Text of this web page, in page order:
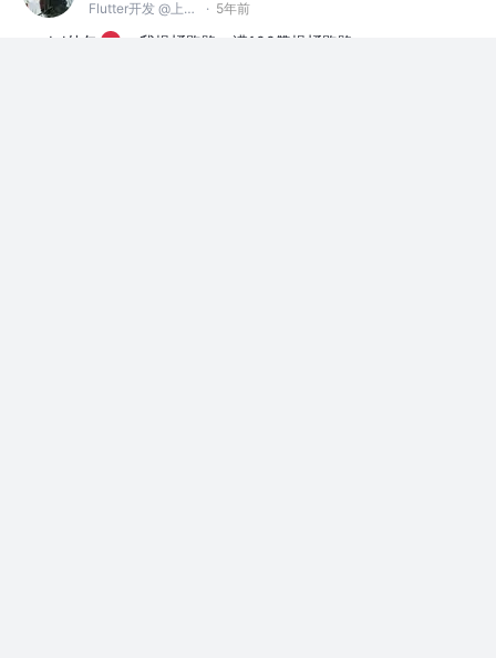
Flutter开发 @上海智能三稻科技有限公司 · 5年前
LJ外包
，我提桶跑路。满100赞提桶跑路